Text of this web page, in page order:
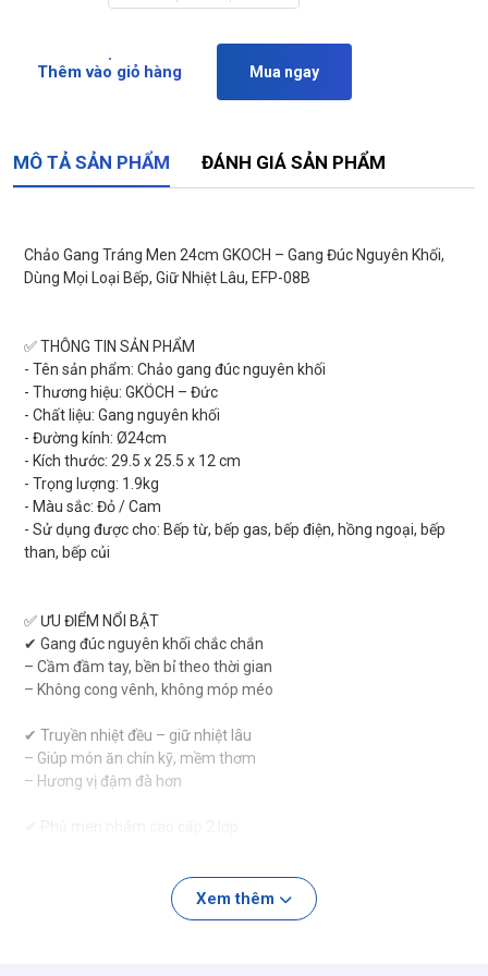
Thêm vào giỏ hàng Mua ngay
MÔ TẢ SẢN PHẨM ĐÁNH GIÁ SẢN PHẨM
Chảo Gang Tráng Men 24cm GKOCH – Gang Đúc Nguyên Khối,
Dùng Mọi Loại Bếp, Giữ Nhiệt Lâu, EFP-08B
✅ THÔNG TIN SẢN PHẨM
- Tên sản phẩm: Chảo gang đúc nguyên khối
- Thương hiệu: GKÖCH – Đức
- Chất liệu: Gang nguyên khối
- Đường kính: Ø24cm
- Kích thước: 29.5 x 25.5 x 12 cm
- Trọng lượng: 1.9kg
- Màu sắc: Đỏ / Cam
- Sử dụng được cho: Bếp từ, bếp gas, bếp điện, hồng ngoại, bếp
than, bếp củi
✅ ƯU ĐIỂM NỔI BẬT
✔ Gang đúc nguyên khối chắc chắn
– Cầm đầm tay, bền bỉ theo thời gian
– Không cong vênh, không móp méo
✔ Truyền nhiệt đều – giữ nhiệt lâu
– Giúp món ăn chín kỹ, mềm thơm
– Hương vị đậm đà hơn
– Không bong tróc như lớp chống dính thông thường
Xem thêm